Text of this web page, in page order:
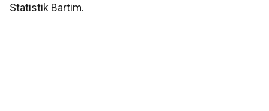
Statistik Bartim.